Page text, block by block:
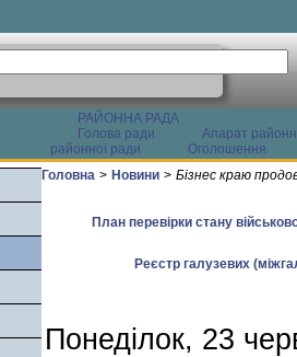
РАЙОННА РАДА
Голова ради
Апарат
районної ради
Оголошення
Головна > Новини > Бізнес краю
План перевірки стану
Реєстр галузевих
Понеділок, 23